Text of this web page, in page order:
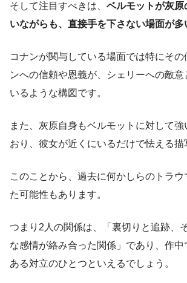
そして注目すべきは、 ベルモットが灰
いながらも、直接手を下さない場面が多
コナンが関与している場面では特にそ
ンへの信頼や恩義が、シェリーへの敵意
いるような構図です。
また、灰原自身もベルモットに対して
おり、彼女が近くにいるだけで怯える描
このことから、過去に何かしらのトラウ
た可能性もあります。
つまり2人の関係は、「裏切りと追跡、
な感情が絡み合った関係」であり、作
ある対立のひとつといえるでしょう。